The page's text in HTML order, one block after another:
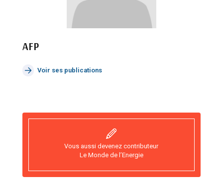
AFP
Voir ses publications
Vous aussi devenez contributeur
Le Monde de l’Energie